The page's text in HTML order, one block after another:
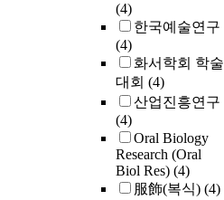
(4)
한국예술연구
(4)
화서학회 학술
대회 (4)
산업진흥연구
(4)
Oral Biology
Research (Oral
Biol Res) (4)
服飾(복식) (4)